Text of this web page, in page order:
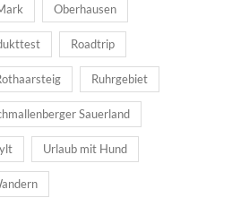
Oberhausen
Roadtrip
Ruhrgebiet
Sauerland
Urlaub mit Hund